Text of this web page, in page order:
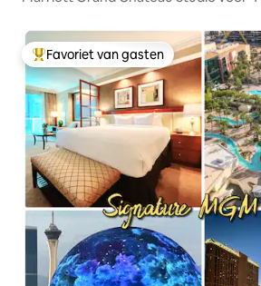
Topfavoriet van gasten
Favoriet van gasten